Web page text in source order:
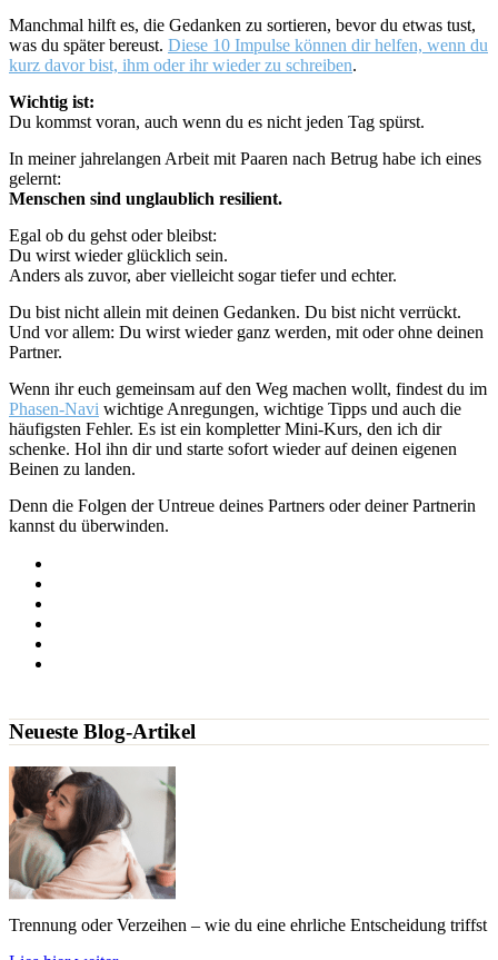
Manchmal hilft es, die Gedanken zu sortieren, bevor du etwas tust,
was du später bereust. Diese 10 Impulse können dir helfen, wenn du
kurz davor bist, ihm oder ihr wieder zu schreiben.
Wichtig ist:
Du kommst voran, auch wenn du es nicht jeden Tag spürst.
In meiner jahrelangen Arbeit mit Paaren nach Betrug habe ich eines
gelernt:
Menschen sind unglaublich resilient.
Egal ob du gehst oder bleibst:
Du wirst wieder glücklich sein.
Anders als zuvor, aber vielleicht sogar tiefer und echter.
Du bist nicht allein mit deinen Gedanken. Du bist nicht verrückt.
Und vor allem: Du wirst wieder ganz werden, mit oder ohne deinen
Partner.
Wenn ihr euch gemeinsam auf den Weg machen wollt, findest du im
Phasen-Navi wichtige Anregungen, wichtige Tipps und auch die
häufigsten Fehler. Es ist ein kompletter Mini-Kurs, den ich dir
schenke. Hol ihn dir und starte sofort wieder auf deinen eigenen
Beinen zu landen.
Denn die Folgen der Untreue deines Partners oder deiner Partnerin
kannst du überwinden.
Neueste Blog-Artikel
Trennung oder Verzeihen – wie du eine ehrliche Entscheidung triffst